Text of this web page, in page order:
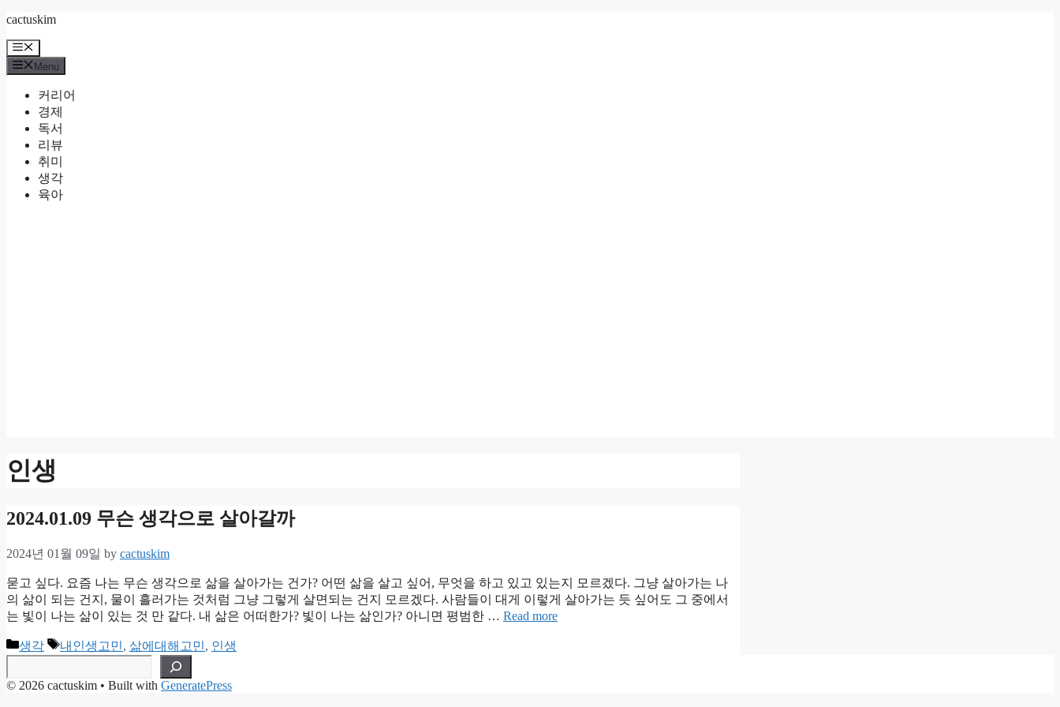
Skip
content
cactuskim
Menu
Menu
커리어
경제
독서
리뷰
취미
생각
육아
인생
2024.01.09 무슨 생각으로 살아갈까
2024년 01월 09일 by cactuskim
묻고 싶다. 요즘 나는 무슨 생각으로 삶을 살아가는 건가? 어떤 삶을 살고 싶어, 무엇을 하고 있고 있는지 모르겠다. 그냥 살아가는 나
의 삶이 되는 건지, 물이 흘러가는 것처럼 그냥 그렇게 살면되는 건지 모르겠다. 사람들이 대게 이렇게 살아가는 듯 싶어도 그 중에서
는 빛이 나는 삶이 있는 것 만 같다. 내 삶은 어떠한가? 빛이 나는 삶인가? 아니면 평범한 … Read more
Categories
생각 Tags
내인생고민, 삶에대해고민, 인생
© 2026 cactuskim • Built with GeneratePress